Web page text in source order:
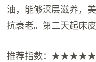
油，能够深层滋养，
抗衰老。第二天起床皮
推荐指数：★★★★★